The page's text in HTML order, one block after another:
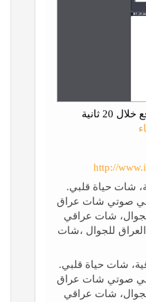
ثانية
http://
شات حياة قلبي.
صوتي شات عراق
شات عراقي
للجوال ،شات
شات حياة قلبي.
صوتي شات عراق
شات عراقي